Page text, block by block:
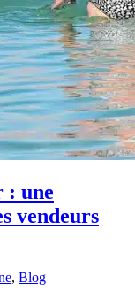
: une
vendeurs
, Blog